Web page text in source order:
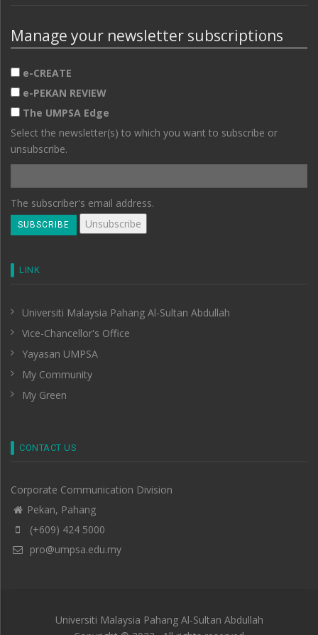
Manage your newsletter subscriptions
e-CREATE
e-PEKAN REVIEW
The UMPSA Edge
Select the newsletter(s) to which you want to subscribe or
unsubscribe.
The subscriber's email address.
LINK
Universiti Malaysia Pahang Al-Sultan Abdullah
Vice-Chancellor's Office
Yayasan UMPSA
My Community
My Green
CONTACT US
Corporate Communication Division
Pekan, Pahang
(+609) 424 5000
pro@umpsa.edu.my
Universiti Malaysia Pahang Al-Sultan Abdullah